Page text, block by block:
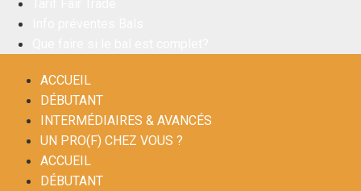
ACCUEIL
DÉBUTANT
INTERMÉDIAIRES & AVANCÉS
UN PRO(F) CHEZ VOUS ?
ACCUEIL
DÉBUTANT